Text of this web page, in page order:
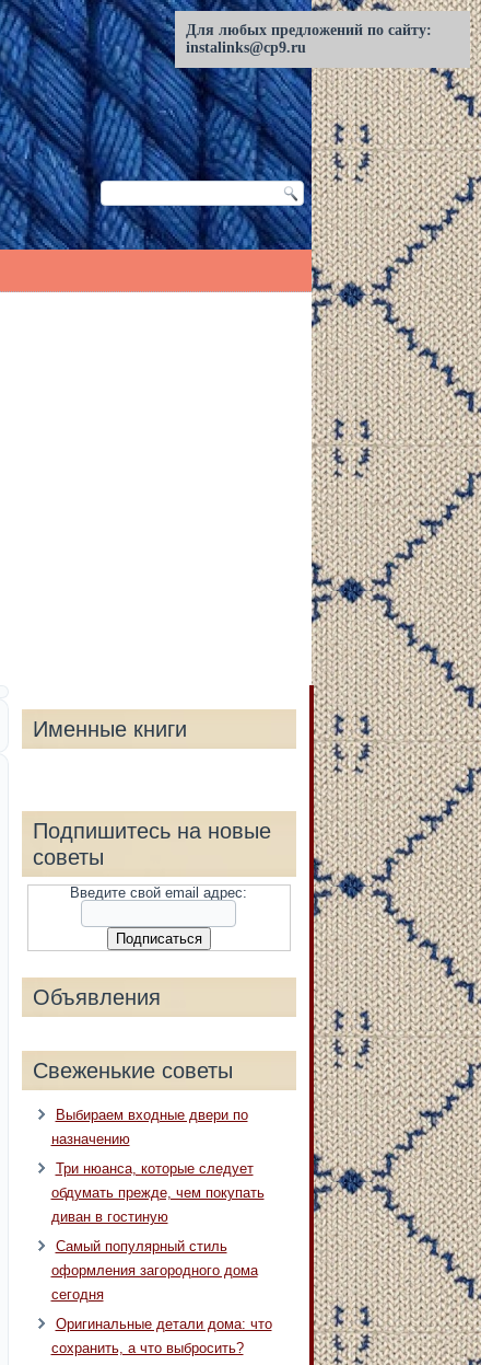
Именные книги
Подпишитесь на новые
советы
Введите свой email адрес:
Объявления
Свеженькие советы
Выбираем входные двери по
назначению
Три нюанса, которые следует
обдумать прежде, чем покупать
диван в гостиную
Самый популярный стиль
оформления загородного дома
сегодня
Оригинальные детали дома: что
сохранить, а что выбросить?
Для любых предложений по сайту:
instalinks@cp9.ru